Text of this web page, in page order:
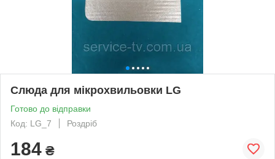
Слюда для мікрохвильовки LG
Готово до відправки
Код: LG_7
Роздріб
184 ₴